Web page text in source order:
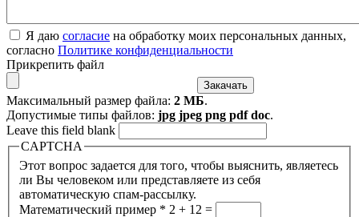
Я даю согласие на обработку моих персональных данных,
согласно Политике конфиденциальности
Прикрепить файл
Максимальный размер файла: 2 МБ.
Допустимые типы файлов: jpg jpeg png pdf doc.
Leave this field blank
CAPTCHA
Этот вопрос задается для того, чтобы выяснить, являетесь
ли Вы человеком или представляете из себя
автоматическую спам-рассылку.
Математический пример * 2 + 12 =